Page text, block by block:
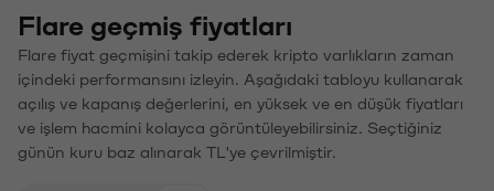
Flare geçmiş fiyatları
Flare fiyat geçmişini takip ederek kripto varlıkların zaman
içindeki performansını izleyin. Aşağıdaki tabloyu kullanarak
açılış ve kapanış değerlerini, en yüksek ve en düşük fiyatları
ve işlem hacmini kolayca görüntüleyebilirsiniz. Seçtiğiniz
günün kuru baz alınarak TL'ye çevrilmiştir.